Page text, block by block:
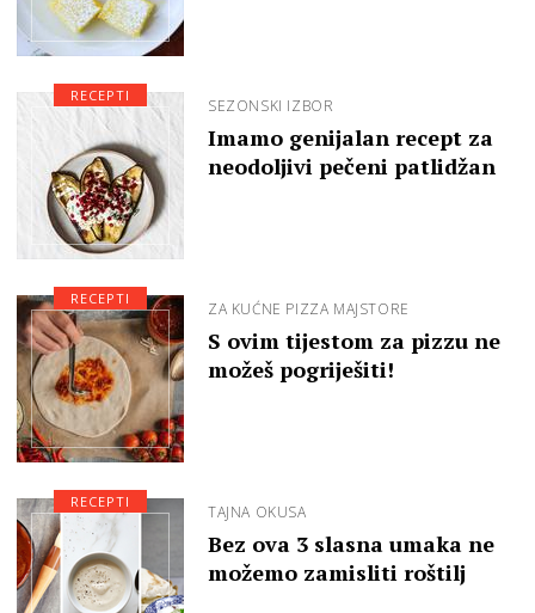
SEZONSKI IZBOR
Imamo genijalan recept za
neodoljivi pečeni patlidžan
RECEPTI
ZA KUĆNE PIZZA MAJSTORE
S ovim tijestom za pizzu ne
možeš pogriješiti!
RECEPTI
TAJNA OKUSA
Bez ova 3 slasna umaka ne
možemo zamisliti roštilj
RECEPTI